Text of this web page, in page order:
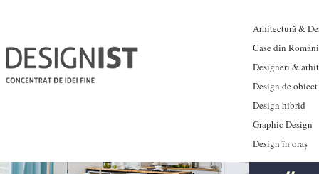
Arhitectură &
Case din
Designeri &
Design de obiect
Design hibrid
Graphic Design
Design în oraș